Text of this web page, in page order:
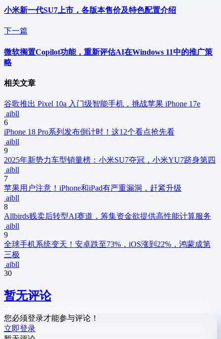
小米新一代SU7上市，各版本售价及特色配置介绍
下一篇
微软搁置Copilot功能，重新评估AI在Windows 11中的推广策
略
相关文章
谷歌推出 Pixel 10a 入门级智能手机，挑战苹果 iPhone 17e
aibll
6
iPhone 18 Pro系列发布倒计时！这12个看点抢先看
aibll
9
2025年新势力车型销量榜：小米SU7夺冠，小米YU7跻身第四
aibll
7
苹果用户注意！iPhone和iPad有严重漏洞，赶紧升级
aibll
8
Allbirds贱卖后转型AI赛道，筹集资金欲提供高性能计算服务
aibll
9
全球手机系统变天！安卓跌至73%，iOS涨到22%，鸿蒙成第
三极
aibll
30
暂无评论
您必须登录才能参与评论！
立即登录